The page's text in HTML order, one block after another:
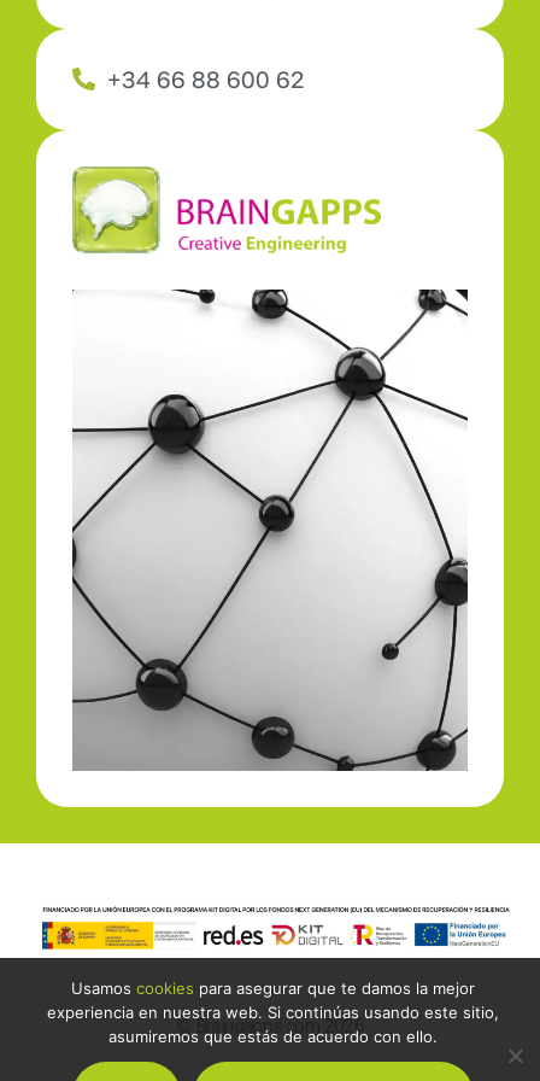
+34 66 88 600 62
© Braingapps.com 2026
Usamos cookies para asegurar que te damos la mejor
experiencia en nuestra web. Si continúas usando este sitio,
asumiremos que estás de acuerdo con ello.